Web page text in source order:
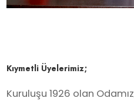
Kıymetli Üyelerimiz;
Kuruluşu 1926 olan